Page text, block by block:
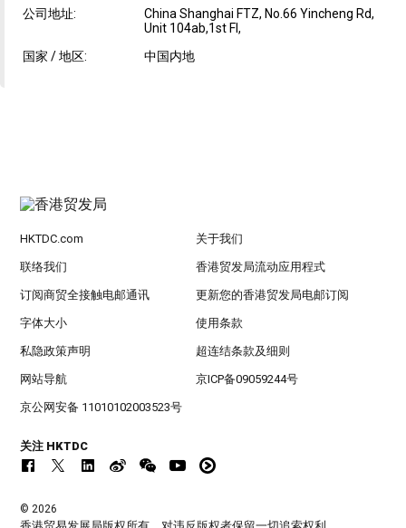
公司地址:
China Shanghai FTZ, No.66 Yincheng Rd,
Unit 104ab,1st Fl,
国家 / 地区:
中国内地
HKTDC.com 关于我们
联络我们 香港贸发局流动应用程式
订阅商贸全接触电邮通讯 更新您的香港贸发局电邮订阅
字体大小 使用条款
私隐政策声明 超连结条款及细则
网站导航 京ICP备09059244号
京公网安备 11010102003523号
关注 HKTDC
© 2026